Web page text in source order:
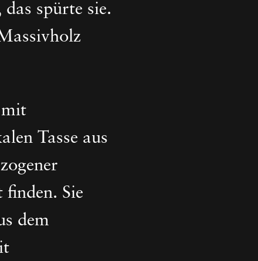
spürte sie.
mit
Tasse aus
finden. Sie
dem